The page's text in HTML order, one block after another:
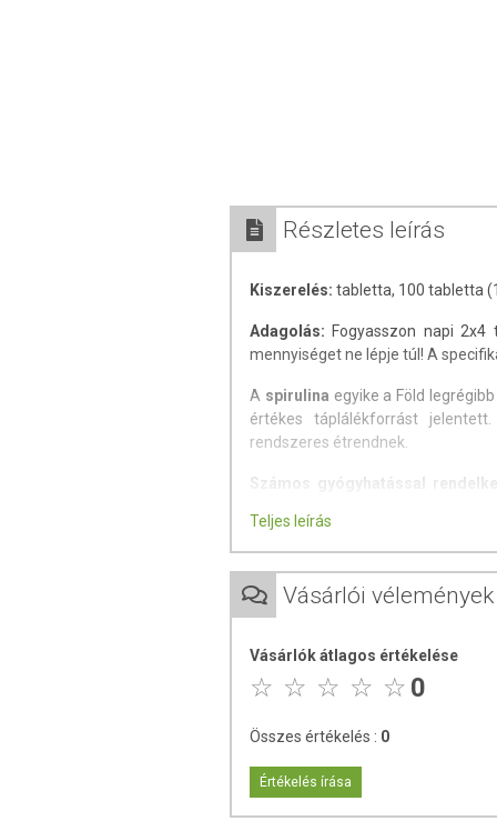
Részletes leírás
Kiszerelés: tabletta, 100 tabletta
Adagolás: Fogyasszon napi
mennyiséget ne lépje túl! A
A spirulina egyike a Föld
értékes táplálékforrást
rendszeres étrendnek.
Számos gyógyhatással
Jellemzői:
vírus- és fertőzés ellenes
felpörgeti az anyagcsere
csökkenti az étvágyat
karotionid tartalmának
baktériumellenes
természetes vérnyomás
segíti a sebgyógyulást
Teljes leírás
Vásárlói vélemények
Vásárlók átlagos értékelése
0
Összes értékelés : 0
Értékelés írása